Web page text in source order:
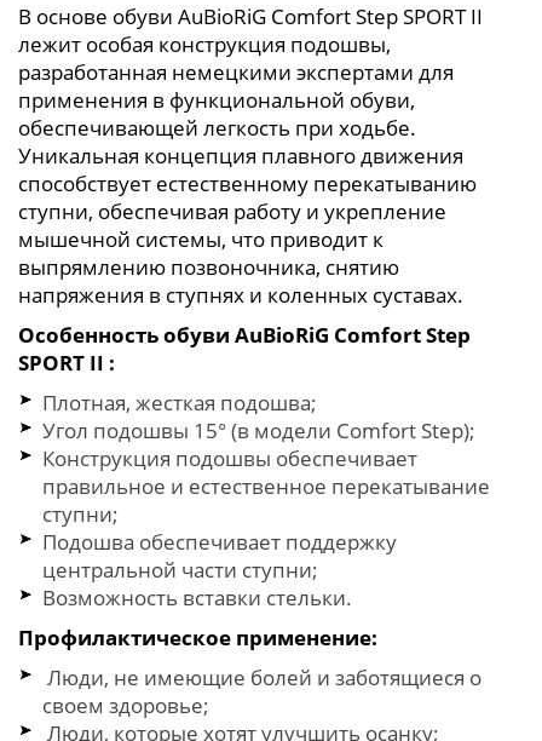
В основе обуви AuBioRiG Comfort Step SPORT II
лежит особая конструкция подошвы,
разработанная немецкими экспертами для
применения в функциональной обуви,
обеспечивающей легкость при ходьбе.
Уникальная концепция плавного движения
способствует естественному перекатыванию
ступни, обеспечивая работу и укрепление
мышечной системы, что приводит к
выпрямлению позвоночника, снятию
напряжения в ступнях и коленных суставах.
Особенность обуви AuBioRiG Comfort Step
SPORT II :
Плотная, жесткая подошва;
Угол подошвы 15° (в модели Comfort Step);
Конструкция подошвы обеспечивает
правильное и естественное перекатывание
ступни;
Подошва обеспечивает поддержку
центральной части ступни;
Возможность вставки стельки.
Профилактическое применение:
Люди, не имеющие болей и заботящиеся о
своем здоровье;
Люди, которые хотят улучшить осанку;